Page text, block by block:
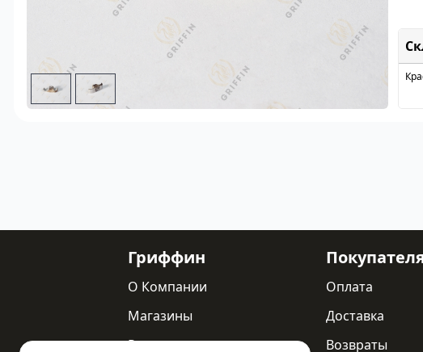
Гриффин
О Компании
Магазины
Реквизиты
Оплата
Доставка
Возвраты